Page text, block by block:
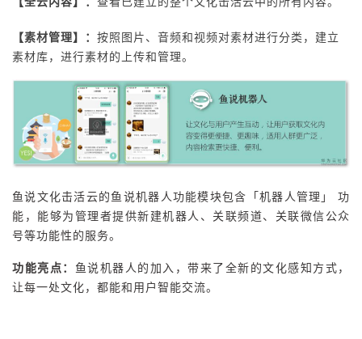
【素材管理】： 按照图片、音频和视频对素材进行分类，建立
素材库，进行素材的上传和管理。
鱼说文化击活云的鱼说机器人功能模块包含「机器人管理」 功
能，能够为管理者提供新建机器人、关联频道、关联微信公众
号等功能性的服务。
功能亮点： 鱼说机器人的加入，带来了全新的文化感知方式，
让每一处文化，都能和用户智能交流。